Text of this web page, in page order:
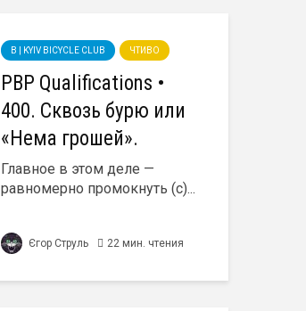
B | KYIV BICYCLE CLUB ЧТИВО
PBP Qualifications •
400. Сквозь бурю или
«Нема грошей».
Главное в этом деле —
равномерно промокнуть (с)...
Єгор Струль 22 мин. чтения